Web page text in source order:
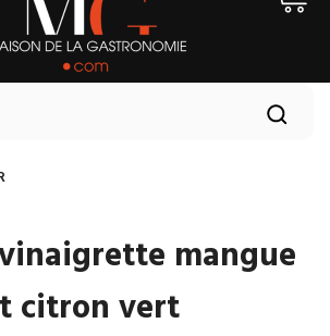
mangue
citron vert